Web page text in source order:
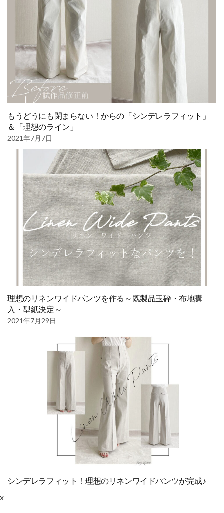
もうどうにも閉まらない！からの「シンデレラフィット」
＆「理想のライン」
2021年7月7日
理想のリネンワイドパンツを作る～既製品玉砕・布地購
入・型紙決定～
2021年7月29日
シンデレラフィット！理想のリネンワイドパンツが完成♪
x